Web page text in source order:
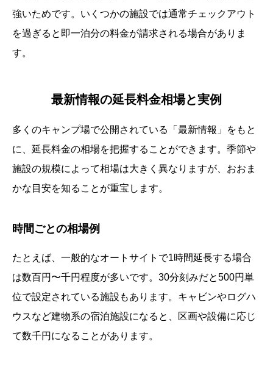
強いためです。いくつかの施設では通常チェックアウト
を過ぎると即一泊分の料金が請求される場合がありま
す。
最新情報の延長料金相場と実例
多くのキャンプ場で公開されている「最新情報」をもと
に、延長料金の相場を把握することができます。季節や
施設の規模によって相場は大きく異なりますが、おおま
かな目安を知ることが重宝します。
時間ごとの相場例
たとえば、一般的なオートサイトで1時間延長する場合
は数百円〜千円程度が多いです。30分刻みだと500円単
位で設定されている施設もあります。キャビンやログハ
ウスなど建物系の宿泊施設になると、区画や設備に応じ
て数千円になることがあります。